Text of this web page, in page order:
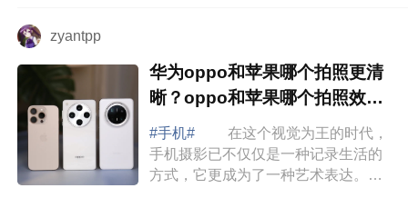
zyantpp
华为oppo和苹果哪个拍照更清
晰？oppo和苹果哪个拍照效果
好
#手机#
在这个视觉为王的时代，
手机摄影已不仅仅是一种记录生活的
方式，它更成为了一种艺术表达。随